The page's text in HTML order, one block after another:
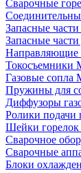
Сварочные
Запасные
Запасные
Направляющие
Токосъемники
Газовые сопла
Пружины для
Диффузоры
Ролики
Шейки
Сварочное
Сварочные
Блоки